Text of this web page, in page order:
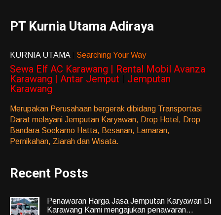
PT Kurnia Utama Adiraya
KURNIA UTAMA Searching Your Way
Sewa Elf AC Karawang | Rental Mobil Avanza
Karawang | Antar Jemput
Jemputan
Karawang
Merupakan Perusahaan bergerak dibidang Transportasi
Darat melayani Jemputan Karyawan, Drop Hotel, Drop
Bandara Soekarno Hatta, Besanan, Lamaran,
Pernikahan, Ziarah dan Wisata.
Recent Posts
Penawaran Harga Jasa Jemputan Karyawan Di
Karawang Kami mengajukan penawaran...